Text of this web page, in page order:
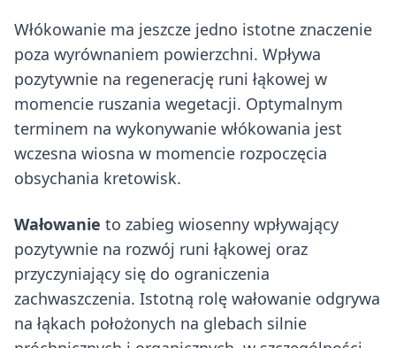
Włókowanie ma jeszcze jedno istotne znaczenie
poza wyrównaniem powierzchni. Wpływa
pozytywnie na regenerację runi łąkowej w
momencie ruszania wegetacji. Optymalnym
terminem na wykonywanie włókowania jest
wczesna wiosna w momencie rozpoczęcia
obsychania kretowisk.
Wałowanie to zabieg wiosenny wpływający
pozytywnie na rozwój runi łąkowej oraz
przyczyniający się do ograniczenia
zachwaszczenia. Istotną rolę wałowanie odgrywa
na łąkach położonych na glebach silnie